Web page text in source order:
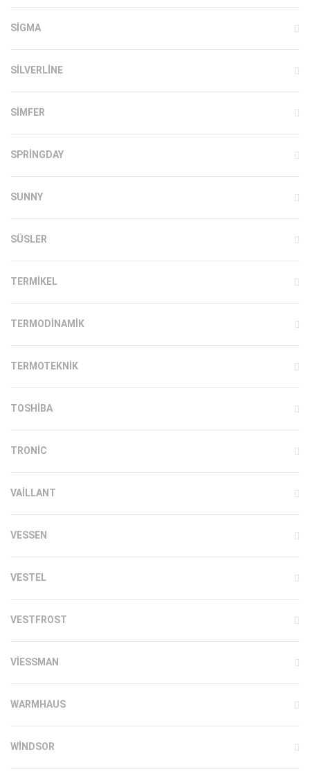
SIGMA
SILVERLINE
SIMFER
SPRINGDAY
SUNNY
SÜSLER
TERMIKEL
TERMODINAMIK
TERMOTEKNIK
TOSHIBA
TRONIC
VAILLANT
VESSEN
VESTEL
VESTFROST
VIESSMAN
WARMHAUS
WINDSOR